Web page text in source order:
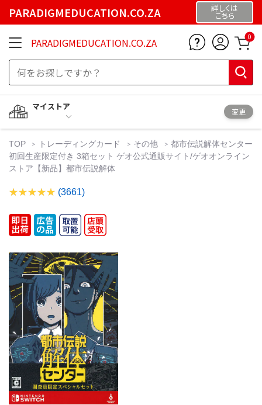
PARADIGMEDUCATION.CO.ZA 詳しくは
こちら
PARADIGMEDUCATION.CO.ZA 0
マイストア
変更
TOP トレーディングカード その他
都市伝説解体センター
初回生産限定付き 3箱セット ゲオ公式通販サイト/ゲオオンライン
ストア【新品】都市伝説解体
(3661)